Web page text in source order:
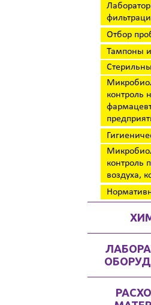
Отбор
Тампоны
контроль
контроль
воздуха,